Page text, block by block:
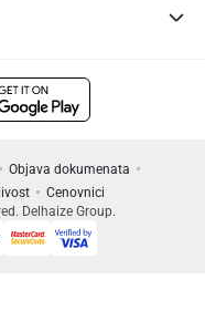
Objava dokumenata
Cenovnici
Delhaize Group.